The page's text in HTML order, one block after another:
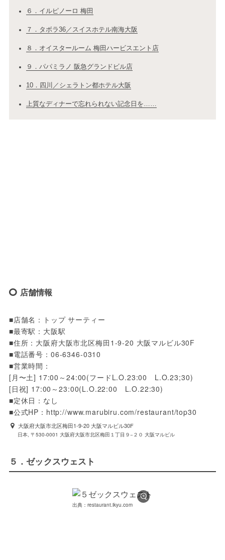
６．イルピノーロ 梅田
７．タボラ36／スイスホテル南海大阪
８．オイスタールーム 梅田ハービスエント店
９．パパミラノ 阪急グランドビル店
10．四川／シェラトン都ホテル大阪
上質なディナーで忘れられない記念日を……
店舗情報
■店舗名：トップ サーティー
■最寄駅：大阪駅
■住所：大阪府大阪市北区梅田1-9-20 大阪マルビル30F
■電話番号：06-6346-0310
■営業時間：
[月〜土] 17:00～24:00(フードL.O.23:00　L.O.23;30)
[日祝] 17:00～23:00(L.O.22:00　L.O.22:30)
■定休日：なし
■公式HP：http://www.marubiru.com/restaurant/top30
大阪府大阪市北区梅田1-9-20 大阪マルビル30F
日本, 〒530-0001 大阪府大阪市北区梅田１丁目９−２０ 大阪マルビル
５．ゼックスウェスト
出典：restaurant.ikyu.com